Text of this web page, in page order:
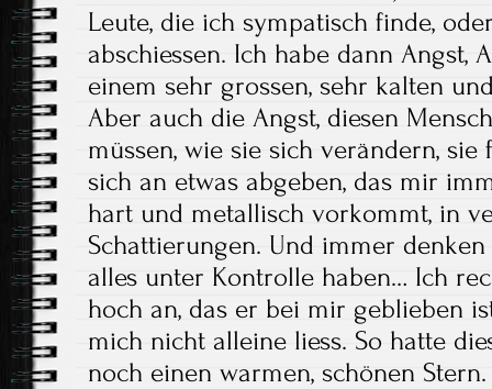
Leute, die ich sympatisch finde,
abschiessen. Ich habe dann Angst,
einem sehr grossen, sehr kalten
Aber auch die Angst, diesen
müssen, wie sie sich verändern,
sich an etwas abgeben, das mir
hart und metallisch vorkommt, in
Schattierungen. Und immer denken
alles unter Kontrolle haben… Ich
hoch an, das er bei mir geblieben
mich nicht alleine liess. So hatte
noch einen warmen, schönen Stern.